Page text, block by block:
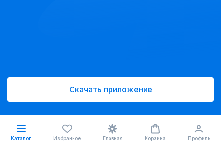
Скачать приложение
Каталог Избранное Главная Корзина Профиль